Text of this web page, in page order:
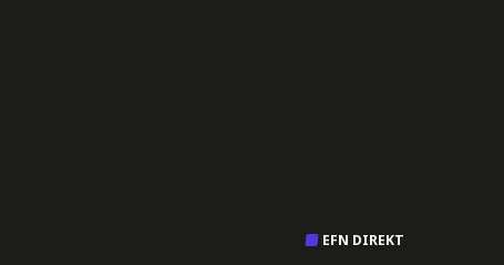
EFN DIREKT